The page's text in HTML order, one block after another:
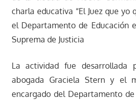
charla educativa “El Juez que yo
el Departamento de Educación
Suprema de Justicia
La actividad fue desarrollada
abogada Graciela Stern y el
encargado del Departamento de